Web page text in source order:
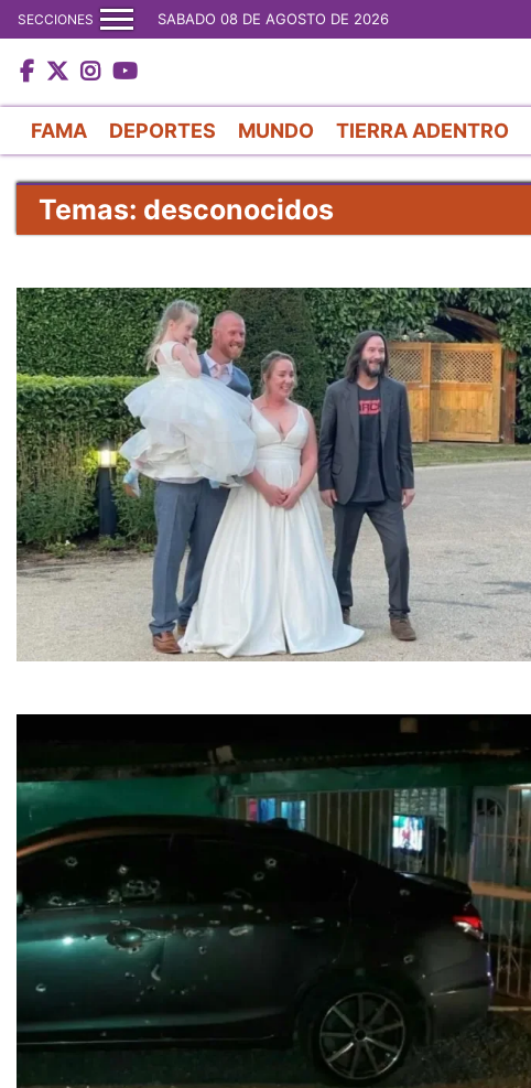
SECCIONES SABADO 08 DE AGOSTO DE 2026
FAMA DEPORTES MUNDO TIERRA ADENTRO
Temas: desconocidos